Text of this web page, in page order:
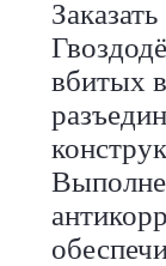
Заказать
вбитых